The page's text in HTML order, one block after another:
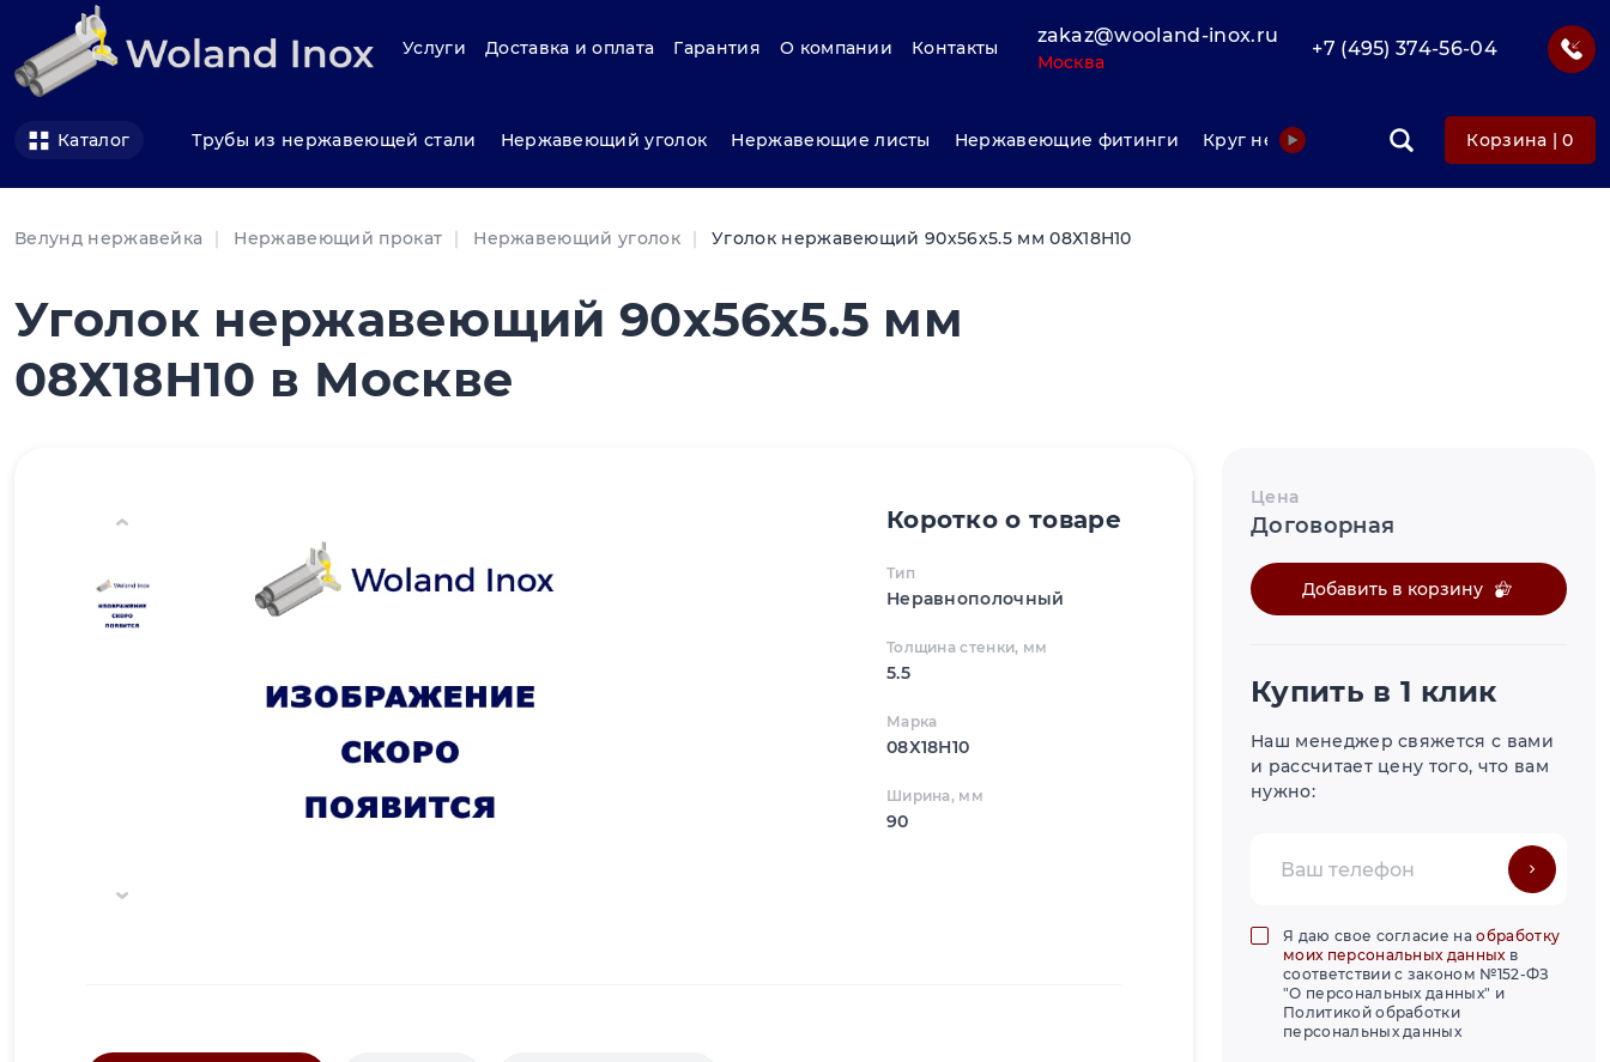
Услуги Доставка и оплата Гарантия О компании Контакты
zakaz@wooland-inox.ru
Москва
+7 (495) 374-56-04
Каталог Трубы из нержавеющей стали Нержавеющий уголок Нержавеющие листы Нержавеющие фитинги Круг нержавеющий ФольгаКорзина |0
Велунд нержавейка Нержавеющий прокат Нержавеющий уголок Уголок нержавеющий 90х56х5.5 мм 08Х18Н10
Уголок нержавеющий 90х56х5.5 мм
08Х18Н10 в Москве
Коротко о товаре
Тип
Неравнополочный
Толщина стенки, мм
5.5
Марка
08Х18Н10
Ширина, мм
90
Цена
Договорная
Добавить в корзину
Купить в 1 клик
Наш менеджер свяжется с вами
и рассчитает цену того, что вам
нужно:
Я даю свое согласие наобработку
моих персональных данныхв
соответствии с законом №152-ФЗ
"О персональных данных" и
Политикой обработки
персональных данных